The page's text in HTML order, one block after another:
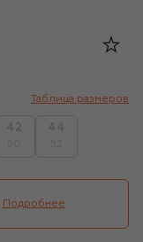
Таблица размеров
Подробнее